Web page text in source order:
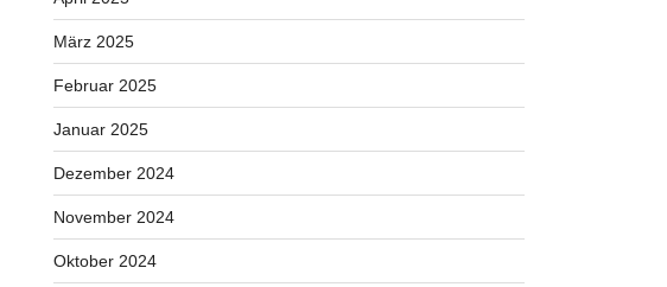
März 2025
Februar 2025
Januar 2025
Dezember 2024
November 2024
Oktober 2024